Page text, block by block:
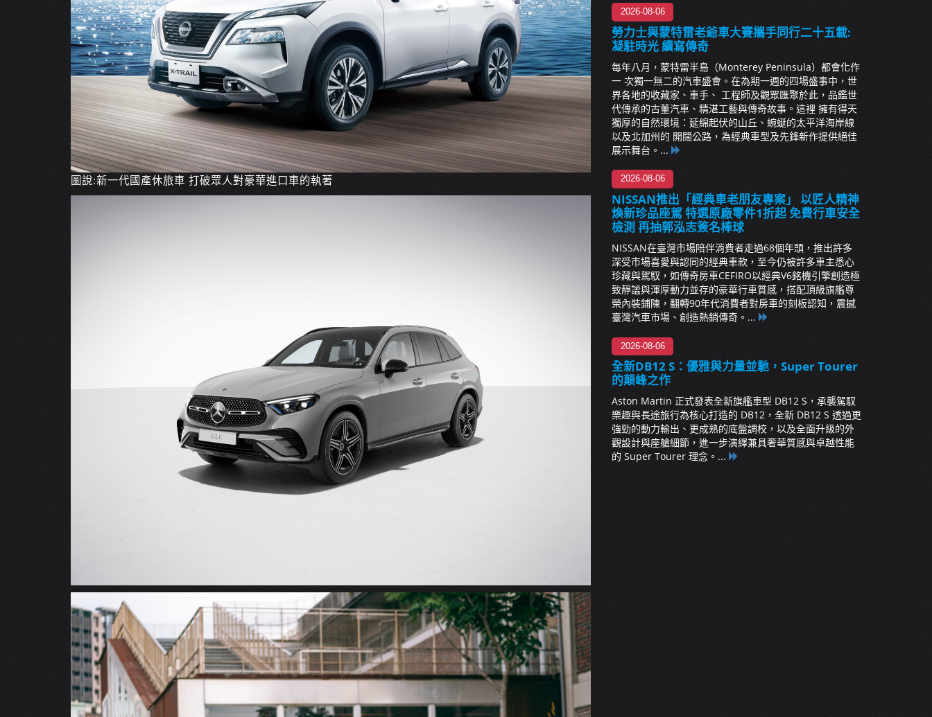
圖說:新一代國產休旅車 打破眾人對豪華進口車的執著
2026-08-06
勞力士與蒙特雷老爺車大賽攜手同行二十五載:
凝駐時光 續寫傳奇
每年八月，蒙特雷半島（Monterey Peninsula）都會化作
一 次獨一無二的汽車盛會。在為期一週的四場盛事中，世
界各地的收藏家、車手、 工程師及觀眾匯聚於此，品鑑世
代傳承的古董汽車、精湛工藝與傳奇故事。這裡 擁有得天
獨厚的自然環境：延綿起伏的山丘、蜿蜒的太平洋海岸線
以及北加州的 開闊公路，為經典車型及先鋒新作提供絕佳
展示舞台。...
2026-08-06
NISSAN推出「經典車老朋友專案」 以匠人精神
煥新珍品座駕 特選原廠零件1折起 免費行車安全
檢測 再抽郭泓志簽名棒球
NISSAN在臺灣市場陪伴消費者走過68個年頭，推出許多
深受市場喜愛與認同的經典車款，至今仍被許多車主悉心
珍藏與駕馭，如傳奇房車CEFIRO以經典V6銘機引擎創造極
致靜謐與渾厚動力並存的豪華行車質感，搭配頂級旗艦尊
榮內裝鋪陳，翻轉90年代消費者對房車的刻板認知，震撼
臺灣汽車市場、創造熱銷傳奇。...
2026-08-06
全新DB12 S：優雅與力量並馳，Super Tourer
的顛峰之作
Aston Martin 正式發表全新旗艦車型 DB12 S，承襲駕馭
樂趣與長途旅行為核心打造的 DB12，全新 DB12 S 透過更
強勁的動力輸出、更成熟的底盤調校，以及全面升級的外
觀設計與座艙細節，進一步演繹兼具奢華質感與卓越性能
的 Super Tourer 理念。...